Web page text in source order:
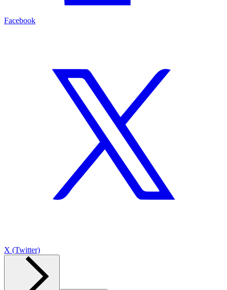
Facebook
X (Twitter)